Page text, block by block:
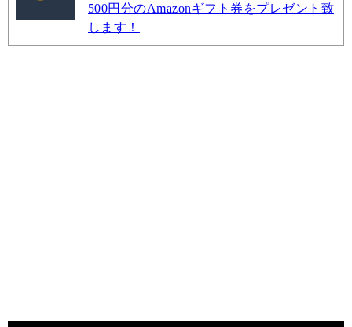
500円分のAmazonギフト券をプレゼント致
します！